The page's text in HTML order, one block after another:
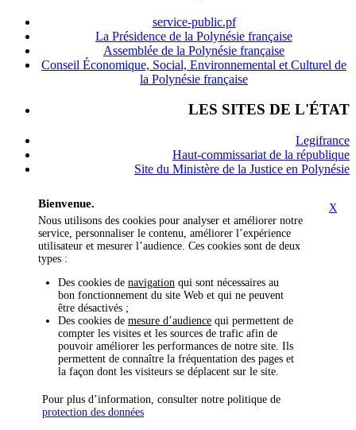
service-public.pf
La Présidence de la Polynésie française
Assemblée de la Polynésie française
Conseil Économique, Social, Environnemental et Culturel de
la Polynésie française
LES SITES DE L'ÉTAT
Legifrance
Haut-commissariat de la république
Site du Ministère de la Justice en Polynésie
X
Bienvenue.
Nous utilisons des cookies pour analyser et améliorer notre
service, personnaliser le contenu, améliorer l’expérience
utilisateur et mesurer l’audience. Ces cookies sont de deux
types :
Des cookies de navigation qui sont nécessaires au
bon fonctionnement du site Web et qui ne peuvent
être désactivés ;
Des cookies de mesure d’audience qui permettent de
compter les visites et les sources de trafic afin de
pouvoir améliorer les performances de notre site. Ils
permettent de connaître la fréquentation des pages et
la façon dont les visiteurs se déplacent sur le site.
Pour plus d’information, consulter notre politique de
protection des données